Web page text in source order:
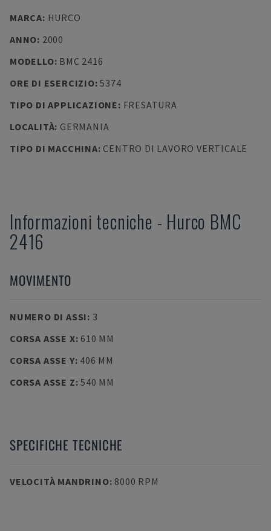
MARCA: HURCO
ANNO: 2000
MODELLO: BMC 2416
ORE DI ESERCIZIO:5374
TIPO DI APPLICAZIONE: FRESATURA
LOCALITÀ: GERMANIA
TIPO DI MACCHINA: CENTRO DI LAVORO VERTICALE
Informazioni tecniche - Hurco BMC
2416
MOVIMENTO
NUMERO DI ASSI: 3
CORSA ASSE X: 610 MM
CORSA ASSE Y: 406 MM
CORSA ASSE Z:540 MM
SPECIFICHE TECNICHE
VELOCITÀ MANDRINO: 8000 RPM